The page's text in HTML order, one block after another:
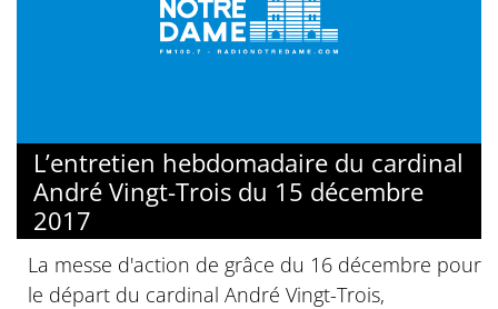
L’entretien hebdomadaire du cardinal
André Vingt-Trois du 15 décembre
2017
La messe d'action de grâce du 16 décembre pour
le départ du cardinal André Vingt-Trois,